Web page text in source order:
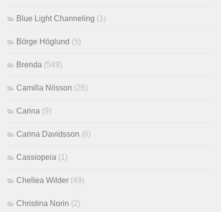
Blue Light Channeling (1)
Börge Höglund (5)
Brenda (549)
Camilla Nilsson (26)
Carina (9)
Carina Davidsson (6)
Cassiopeia (1)
Chellea Wilder (49)
Christina Norin (2)